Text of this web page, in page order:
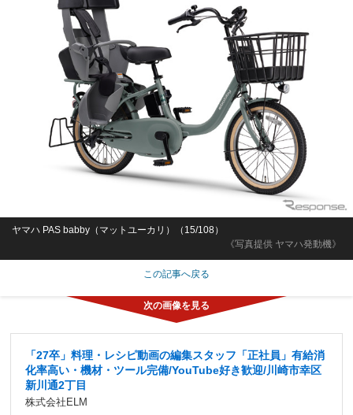
《写真提供 ヤマハ発動機》
ヤマハ PAS babby（マットユーカリ）（15/108）
この記事へ戻る
「27卒」料理・レシピ動画の編集スタッフ「正社員」有給消
化率高い・機材・ツール完備/YouTube好き歓迎/川崎市幸区
新川通2丁目
株式会社ELM